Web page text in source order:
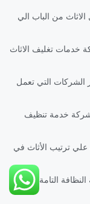
من الباب الي
خدمات تغليف الاثاث
الشركات التي تعمل
خدمة تنظيف
ترتيب الأثاث في
التامة في